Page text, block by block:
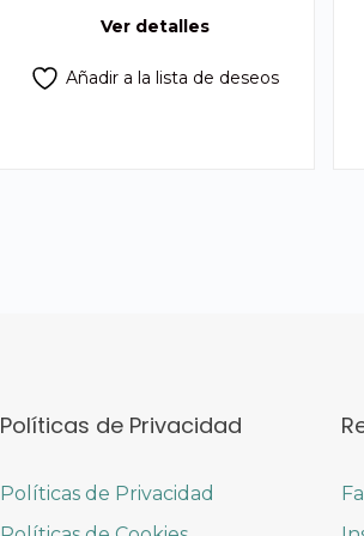
Ver detalles
Añadir a la lista de deseos
Políticas de Privacidad
Políticas de Privacidad